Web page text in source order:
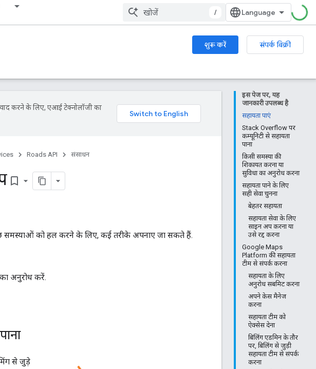
/
शुरू करें
संपर्क बिक्री
इस पेज पर, यह
जानकारी उपलब्ध है
सहायता पाएं
Stack Overflow पर
कम्यूनिटी से सहायता
पाना
किसी समस्या की
शिकायत करना या
सुविधा का अनुरोध करना
सहायता पाने के लिए
सही सेवा चुनना
बेहतर सहायता
सहायता सेवा के लिए
साइन अप करना या
उसे रद्द करना
Google Maps
Platform की सहायता
टीम से संपर्क करना
सहायता के लिए
अनुरोध सबमिट करना
अपने केस मैनेज
करना
सहायता टीम को
ऐक्सेस देना
बिलिंग एडमिन के तौर
पर, बिलिंग से जुड़ी
सहायता टीम से संपर्क
करना
करने के लिए, एआई टेक्नोलॉजी का
Roads API संसाधन
bookmark_border
को हल करने के लिए, कई तरीके अपनाए जा सकते हैं.
अनुरोध करें.
से जुड़े